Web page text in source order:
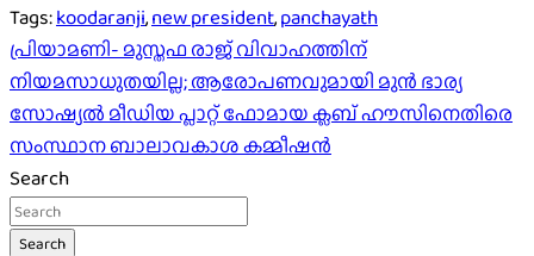
Tags:koodaranji,new president,panchayath
Post
navigation
പ്രിയാമണി- മുസ്തഫ രാജ് വിവാഹത്തിന്
നിയമസാധുതയില്ല; ആരോപണവുമായി മുന്‍ ഭാര്യ
സോഷ്യല്‍ മീഡിയ പ്ലാറ്റ് ഫോമായ ക്ലബ് ഹൗസിനെതിരെ
സംസ്ഥാന ബാലാവകാശ കമ്മീഷന്‍
Search
Search